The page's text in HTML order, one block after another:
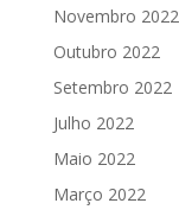
Novembro 2022
Outubro 2022
Setembro 2022
Julho 2022
Maio 2022
Março 2022